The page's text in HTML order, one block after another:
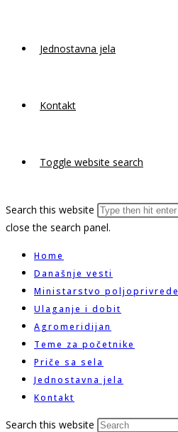
Jednostavna jela
Kontakt
Toggle website search
Search this website
close the search panel.
Home
Današnje vesti
Ministarstvo poljoprivrede
Ulaganje i dobit
Agromeridijan
Teme za početnike
Priče sa sela
Jednostavna jela
Kontakt
Search this website